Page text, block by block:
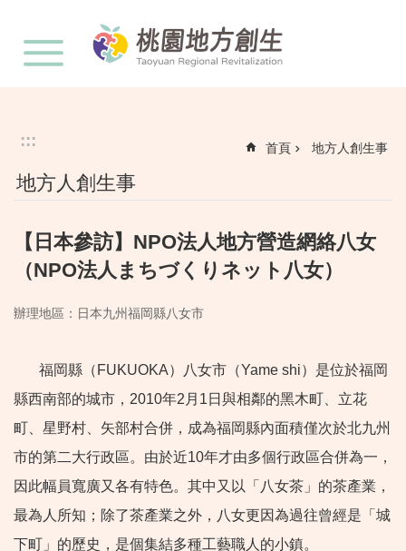
::: 首頁 地方人創生事
地方人創生事
【日本參訪】NPO法人地方營造網絡八女
（NPO法人まちづくりネット八女）
辦理地區：日本九州福岡縣八女市
福岡縣（FUKUOKA）八女市（Yame shi）是位於福岡
縣西南部的城市，2010年2月1日與相鄰的黑木町、立花
町、星野村、矢部村合併，成為福岡縣內面積僅次於北九州
市的第二大行政區。由於近10年才由多個行政區合併為一，
因此幅員寬廣又各有特色。其中又以「八女茶」的茶產業，
最為人所知；除了茶產業之外，八女更因為過往曾經是「城
下町」的歷史，是個集結多種工藝職人的小鎮。